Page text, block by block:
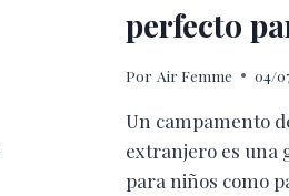
perfecto
Por Air Femme 04/
Un campamento
extranjero es una
para niños como